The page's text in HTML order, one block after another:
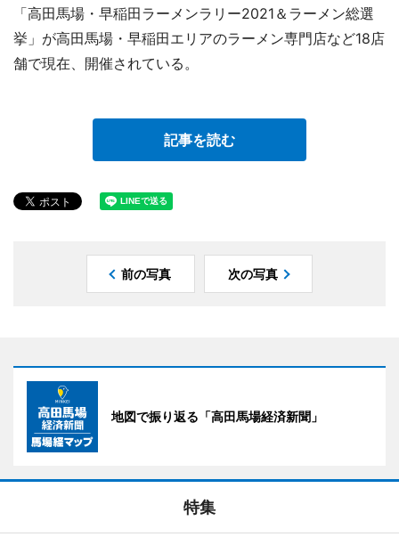
「高田馬場・早稲田ラーメンラリー2021＆ラーメン総選
挙」が高田馬場・早稲田エリアのラーメン専門店など18店
舗で現在、開催されている。
記事を読む
前の写真 次の写真
地図で振り返る「高田馬場経済新聞」
特集